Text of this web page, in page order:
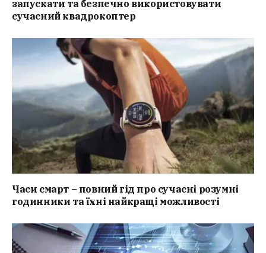
запускати та безпечно використовувати
сучасний квадрокоптер
Часи смарт – повний гід про сучасні розумні
годинники та їхні найкращі можливості